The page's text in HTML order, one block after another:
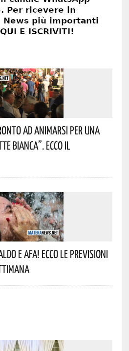
Ad Animarsi Per Una
Bianca”. Ecco Il
E Afa! Ecco Le Previsioni